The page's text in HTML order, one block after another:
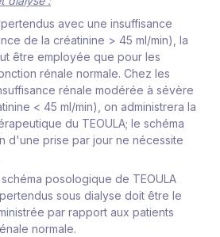
avec une insuffisance
de la créatinine > 45 ml/min), la
être employée que pour les
rénale normale. Chez les
rénale modérée à sévère
< 45 ml/min), on administrera la
du TEOULA; le schéma
d'une prise par jour ne nécessite
posologique de TEOULA
sous dialyse doit être le
par rapport aux patients
normale.